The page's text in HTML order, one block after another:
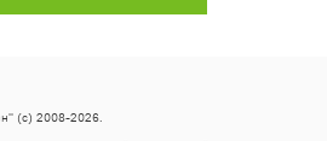
(с) 2008-2026.